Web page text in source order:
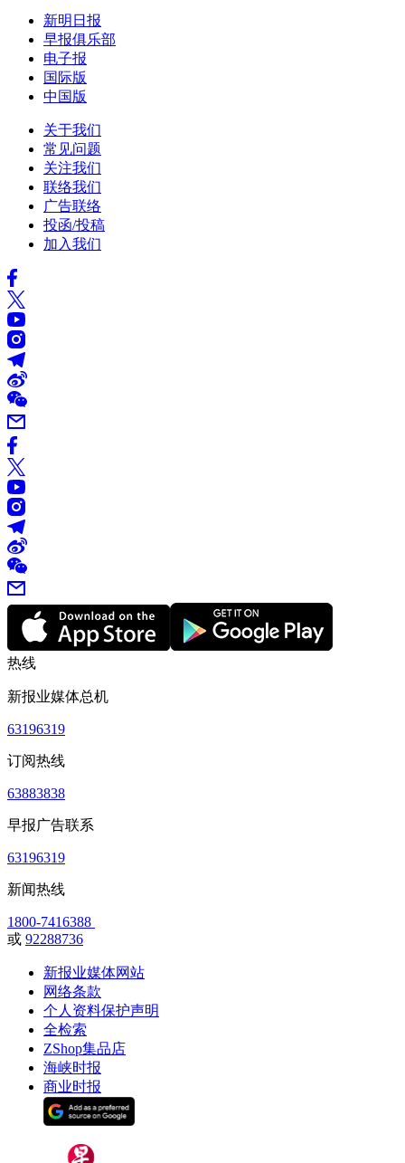
新明日报
早报俱乐部
电子报
国际版
中国版
关于我们
常见问题
关注我们
联络我们
广告联络
投函/投稿
加入我们
热线
新报业媒体总机
63196319
订阅热线
63883838
早报广告联系
63196319
新闻热线
1800-7416388
或 92288736
新报业媒体网站
网络条款
个人资料保护声明
全检索
ZShop集品店
海峡时报
商业时报